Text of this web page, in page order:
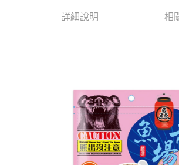
易，需依本服務之必要範圍內提供個人資料，並將交
權轉讓予恩沛科技股份有限公司。
時審查核予不同之上限額度；若仍有額度不足之情形
請求用戶進行身份認證。
５．嚴禁一人註冊多個帳號或使用他人資訊註冊。若
恩沛科技股份有限公司將有權停止該用戶之使用額度
付款後7-11取貨
付款後寶雅門市自取(由倉庫統一出貨)
每筆NT$80，滿NT$290(含以上)免運費
詳細說明 相